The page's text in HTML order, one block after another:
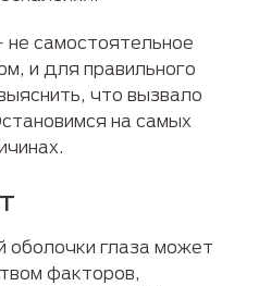
самостоятельное
и для правильного
что вызвало
на самых
оболочки глаза может
факторов,